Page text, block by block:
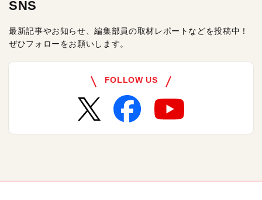
SNS
最新記事やお知らせ、編集部員の取材レポートなどを投稿中！
ぜひフォローをお願いします。
FOLLOW US